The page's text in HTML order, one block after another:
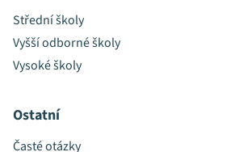
Střední školy
Vyšší odborné školy
Vysoké školy
Ostatní
Časté otázky